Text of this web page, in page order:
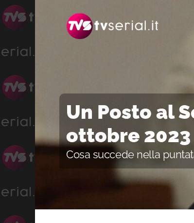
navigazione
contenuto
Un Posto al
ottobre 2023
Cosa succede nella